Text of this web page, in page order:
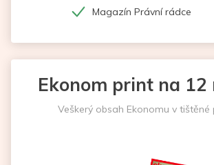
Magazín Právní rádce
Ekonom print na 12
Veškerý obsah Ekonomu v tištěné